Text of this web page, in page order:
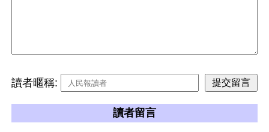
讀者暱稱:
讀者留言